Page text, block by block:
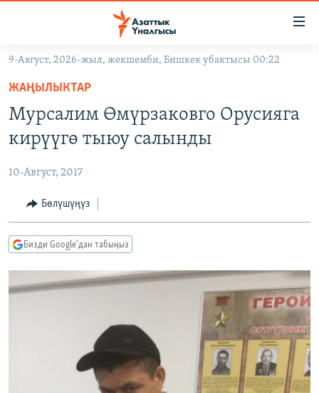
Навигацияга
өтүңүз
Издөөгө
салыңызКЫРГЫЗСТАН
ЭКОНОМИКА
МАДАНИЯТ
ДҮЙНӨ
БОРБОР АЗИЯ
УКРАИНА
АТАЙЫН ИЛИКТӨӨ
ТВ ПРОГРАММАЛАР
ЭКСПЕРТТЕР ТАЛДАЙТ
БИЗ ЖАНА ДҮЙНӨ
ЫҢГАЙСЫЗ СУРООЛОР
ӨЗГӨЧӨ ПИКИР
Русский
9-Август, 2026-жыл, жекшемби, Бишкек убактысы 00:22
ЖАҢЫЛЫКТАР
Мурсалим Өмүрзаковго Орусияга
кирүүгө тыюу салынды
10-Август, 2017
Бөлүшүңүз
Бизди Google'дан табыңыз